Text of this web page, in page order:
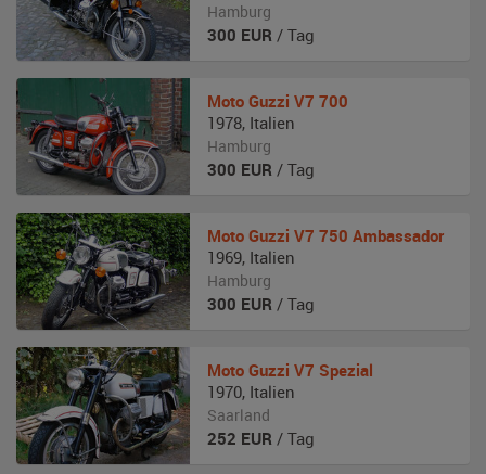
Hamburg
300 EUR / Tag
Moto Guzzi V7 700
1978, Italien
Hamburg
300 EUR / Tag
Moto Guzzi V7 750 Ambassador
1969, Italien
Hamburg
300 EUR / Tag
Moto Guzzi V7 Spezial
1970, Italien
Saarland
252 EUR / Tag